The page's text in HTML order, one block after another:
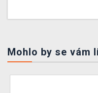
Mohlo by se vám